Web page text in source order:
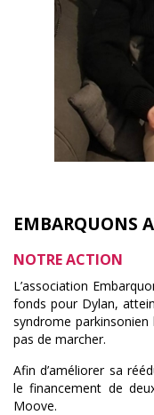
EMBARQUONS
NOTRE ACTION
L’association
fonds pour Dylan,
syndrome
pas de marcher.
Afin d’améliorer sa
le financement de
Moove.